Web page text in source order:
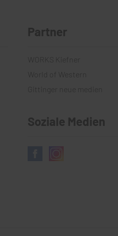
Partner
World of Western
Gittinger neue medien
Soziale Medien